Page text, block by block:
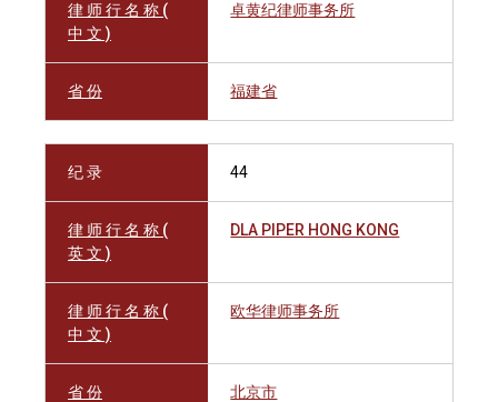
律 师 行 名 称 (
中 文 )
卓黄纪律师事务所
省 份 福建省
纪 录 44
律 师 行 名 称 (
英 文 )
DLA PIPER HONG KONG
律 师 行 名 称 (
中 文 )
欧华律师事务所
省 份 北京市